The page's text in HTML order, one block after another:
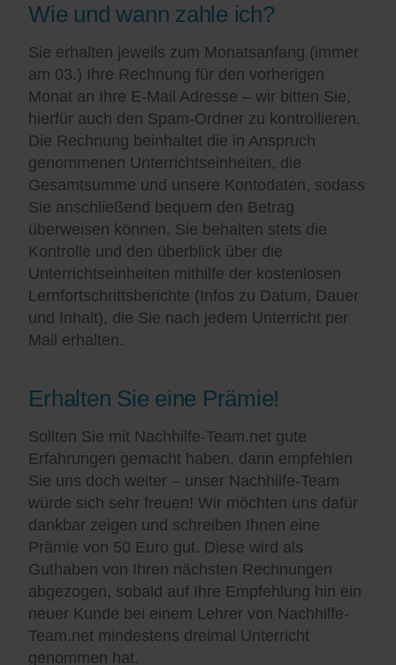
Wie und wann zahle ich?
Sie erhalten jeweils zum Monatsanfang (immer
am 03.) Ihre Rechnung für den vorherigen
Monat an Ihre E-Mail Adresse – wir bitten Sie,
hierfür auch den Spam-Ordner zu kontrollieren.
Die Rechnung beinhaltet die in Anspruch
genommenen Unterrichtseinheiten, die
Gesamtsumme und unsere Kontodaten, sodass
Sie anschließend bequem den Betrag
überweisen können. Sie behalten stets die
Kontrolle und den überblick über die
Unterrichtseinheiten mithilfe der kostenlosen
Lernfortschrittsberichte (Infos zu Datum, Dauer
und Inhalt), die Sie nach jedem Unterricht per
Mail erhalten.
Erhalten Sie eine Prämie!
Sollten Sie mit Nachhilfe-Team.net gute
Erfahrungen gemacht haben, dann empfehlen
Sie uns doch weiter – unser Nachhilfe-Team
würde sich sehr freuen! Wir möchten uns dafür
dankbar zeigen und schreiben Ihnen eine
Prämie von 50 Euro gut. Diese wird als
Guthaben von Ihren nächsten Rechnungen
abgezogen, sobald auf Ihre Empfehlung hin ein
neuer Kunde bei einem Lehrer von Nachhilfe-
Team.net mindestens dreimal Unterricht
genommen hat.